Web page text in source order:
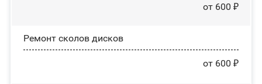
от 600 ₽
Ремонт сколов дисков
от 600 ₽